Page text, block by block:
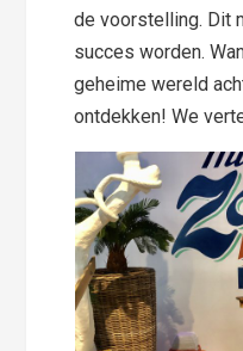
de voorstelling. Dit
succes worden.
geheime wereld
ontdekken! We